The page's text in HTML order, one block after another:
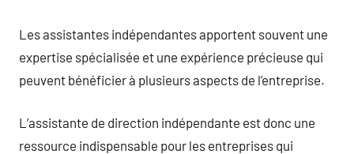
Les assistantes indépendantes apportent souvent une
expertise spécialisée et une expérience précieuse qui
peuvent bénéficier à plusieurs aspects de l’entreprise.
L’assistante de direction indépendante est donc une
ressource indispensable pour les entreprises qui